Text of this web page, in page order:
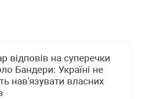
відповів на суперечки
Бандери: Україні не
нав'язувати власних